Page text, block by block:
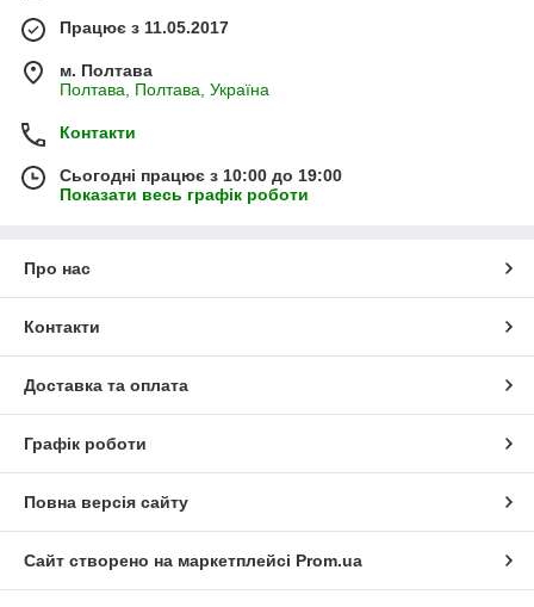
Працює з 11.05.2017
м. Полтава
Полтава, Полтава, Україна
Контакти
Сьогодні працює з 10:00 до 19:00
Показати весь графік роботи
Про нас
Контакти
Доставка та оплата
Графік роботи
Повна версія сайту
Сайт створено на маркетплейсі Prom.ua